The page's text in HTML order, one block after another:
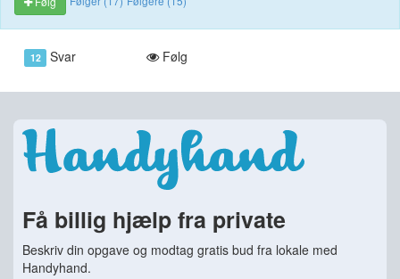
12 Svar Følg
Få billig hjælp fra private
Beskriv din opgave og modtag gratis bud fra lokale med
Handyhand.